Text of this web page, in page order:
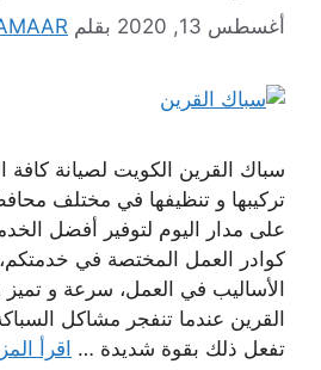
أغسطس 13, 2020 بقلم
سباك القرين الكويت لصيانة كافة
تركيبها و تنظيفها في مختلف
على مدار اليوم لتوفير أفضل
كوادر العمل المختصة في
الأساليب في العمل، سرعة و
القرين عندما تنفجر مشاكل
تفعل ذلك بقوة شديدة … اقرأ